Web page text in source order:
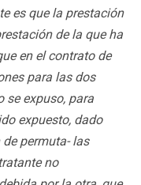
es que la prestación
de la que ha
en el contrato de
para las dos
se expuso, para
expuesto, dado
permuta- las
no